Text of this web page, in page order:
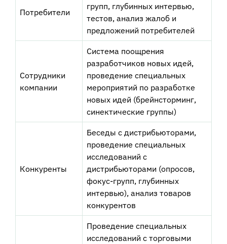
Потребители
групп, глубинных интервью,
тестов, анализ жалоб и
предложений потребителей
Сотрудники
компании
Система поощрения
разработчиков новых идей,
проведение специальных
мероприятий по разработке
новых идей (брейнсторминг,
синектические группы)
Конкуренты
Беседы с дистрибьюторами,
проведение специальных
исследований с
дистрибьюторами (опросов,
фокус-групп, глубинных
интервью), анализ товаров
конкурентов
Проведение специальных
исследований с торговыми